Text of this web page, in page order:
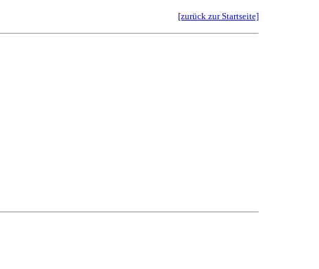
[zurück zur Startseite]